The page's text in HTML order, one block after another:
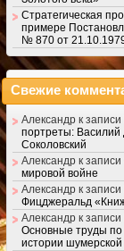
Стратегическая
примере
№ 870 от
Свежие
Александр к записи
портреты: Василий
Соколовский
Александр к записи
мировой войне
Александр к записи
Фицджеральд
Александр к записи
Основные труды по
истории шумерской